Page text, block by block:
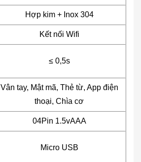
Hợp kim + Inox 304
Kết nối Wifi
≤ 0,5s
Vân tay, Mật mã, Thẻ từ, App điện
thoại, Chìa cơ
04Pin 1.5vAAA
Micro USB